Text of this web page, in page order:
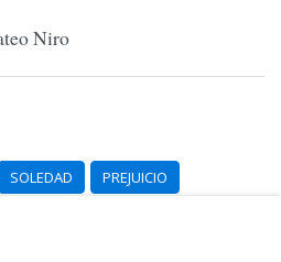
Niro
SOLEDAD
PREJUICIO